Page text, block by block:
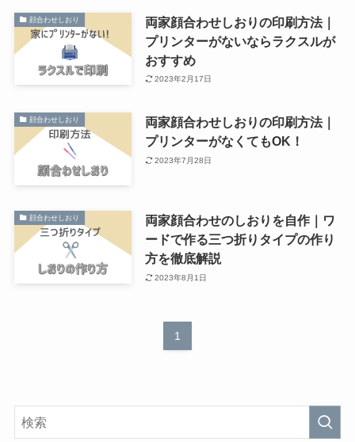
顔合わせしおり
両家顔合わせしおりの印刷方法｜
プリンターがないならラクスルが
おすすめ
2023年2月17日
顔合わせしおり
両家顔合わせしおりの印刷方法｜
プリンターがなくてもOK！
2023年7月28日
顔合わせしおり
両家顔合わせのしおりを自作｜ワ
ードで作る三つ折りタイプの作り
方を徹底解説
2023年8月1日
1